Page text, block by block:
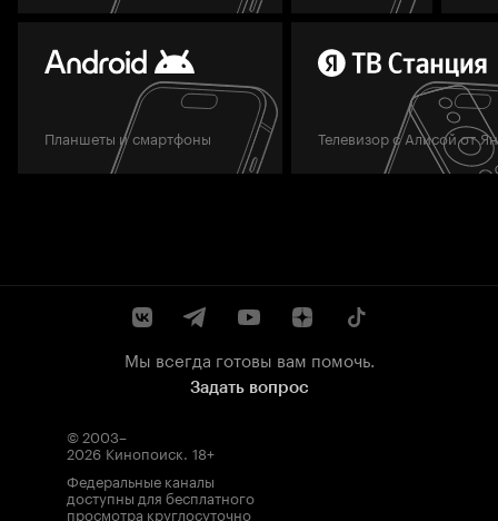
Планшеты и смартфоны Телевизор с Алисой от
Мы всегда готовы вам помочь.
Задать вопрос
© 2003–
2026 Кинопоиск. 18+
Федеральные каналы
доступны для бесплатного
просмотра круглосуточно